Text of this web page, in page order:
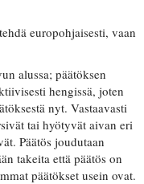
europohjaisesti, vaan
alussa; päätöksen
hengissä, joten
nyt. Vastaavasti
tai hyötyvät aivan eri
Päätös joudutaan
takeita että päätös on
päätökset usein ovat.